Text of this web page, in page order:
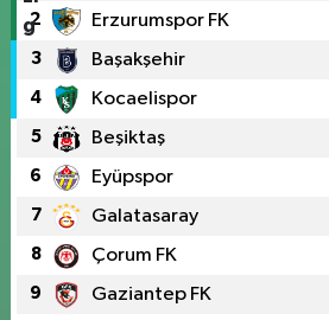
2 Erzurumspor FK
3 Başakşehir
4 Kocaelispor
5 Beşiktaş
6 Eyüpspor
7 Galatasaray
8 Çorum FK
9 Gaziantep FK